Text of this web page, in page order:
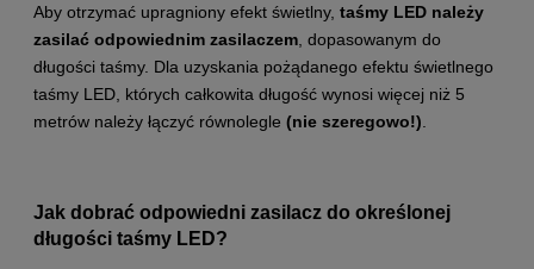
Aby otrzymać upragniony efekt świetlny, taśmy LED należy
zasilać odpowiednim zasilaczem , dopasowanym do
długości taśmy. Dla uzyskania pożądanego efektu świetlnego
taśmy LED, których całkowita długość wynosi więcej niż 5
metrów należy łączyć równolegle (nie szeregowo!)
Jak dobrać odpowiedni zasilacz do określonej
długości taśmy LED?